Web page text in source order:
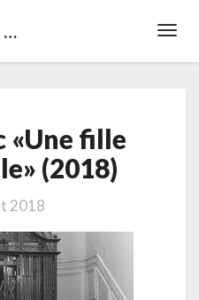
…
Marc
«Une
fille
elle»
(2018)
«Une fille
(2018)
2018